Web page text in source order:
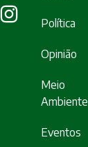
Política
Opinião
Meio
Ambiente
Eventos